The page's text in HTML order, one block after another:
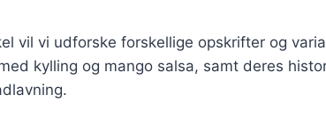
vil vi udforske forskellige opskrifter og
kylling og mango salsa, samt deres